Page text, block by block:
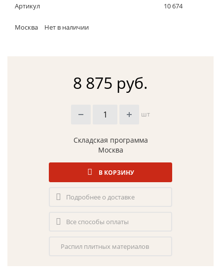
Артикул
10 674
Москва Нет в наличии
8 875 руб.
шт
Складская программа
Москва
В КОРЗИНУ
Подробнее о доставке
Все способы оплаты
Распил плитных материалов